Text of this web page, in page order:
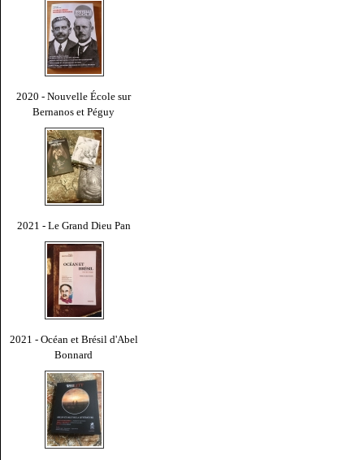
2020 - Nouvelle École sur
Bernanos et Péguy
2021 - Le Grand Dieu Pan
2021 - Océan et Brésil d'Abel
Bonnard